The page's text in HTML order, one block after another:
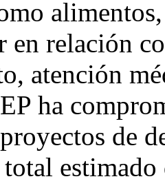
en relación
atención
ha
de